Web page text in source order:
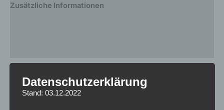
Zusätzliche Informationen
Breite
Datenschutzerklärung
Stand: 03.12.2022